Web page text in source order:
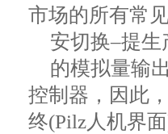
市场的所有常
安切换–提生
的模拟量输
控制器，因此
终(Pilz人机界面